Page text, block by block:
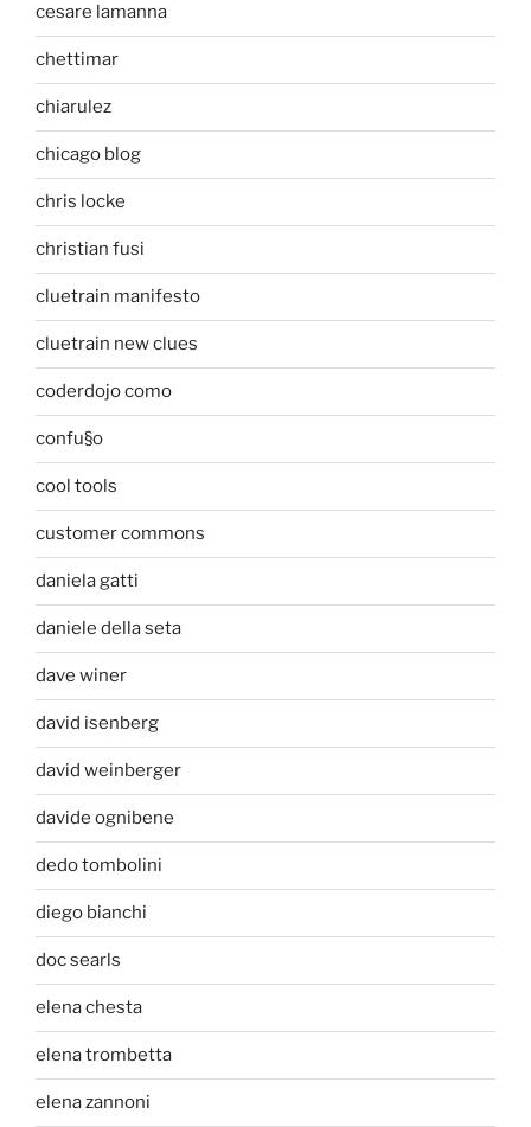
cesare lamanna
chettimar
chiarulez
chicago blog
chris locke
christian fusi
cluetrain manifesto
cluetrain new clues
coderdojo como
confu§o
cool tools
customer commons
daniela gatti
daniele della seta
dave winer
david isenberg
david weinberger
davide ognibene
dedo tombolini
diego bianchi
doc searls
elena chesta
elena trombetta
elena zannoni